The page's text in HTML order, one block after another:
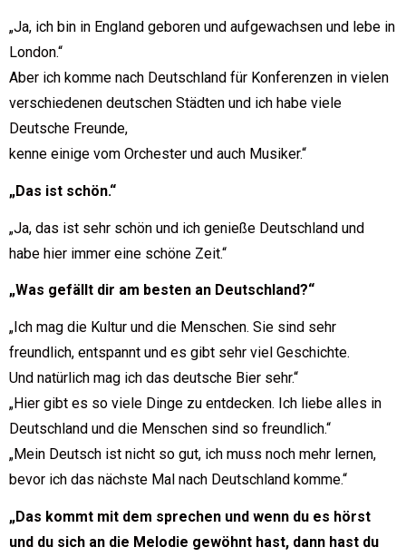
„Ja, ich bin in England geboren und aufgewachsen und lebe in
London.“
Aber ich komme nach Deutschland für Konferenzen in vielen
verschiedenen deutschen Städten und ich habe viele
Deutsche Freunde,
kenne einige vom Orchester und auch Musiker.“
„Das ist schön.“
„Ja, das ist sehr schön und ich genieße Deutschland und
habe hier immer eine schöne Zeit.“
„Was gefällt dir am besten an Deutschland?“
„Ich mag die Kultur und die Menschen. Sie sind sehr
freundlich, entspannt und es gibt sehr viel Geschichte.
Und natürlich mag ich das deutsche Bier sehr.“
„Hier gibt es so viele Dinge zu entdecken. Ich liebe alles in
Deutschland und die Menschen sind so freundlich.“
„Mein Deutsch ist nicht so gut, ich muss noch mehr lernen,
bevor ich das nächste Mal nach Deutschland komme.“
„Das kommt mit dem sprechen und wenn du es hörst
und du sich an die Melodie gewöhnt hast, dann hast du